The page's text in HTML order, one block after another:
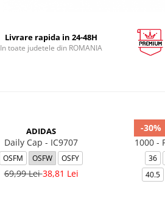
Livrare rapida in 24-48H
In toate judetele din ROMANIA
ADIDAS
Daily Cap - IC9707
OSFM OSFW OSFY
69,99 Lei38,81 Lei
-30%
1000 -
36
40.5